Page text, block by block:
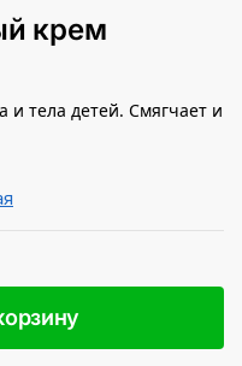
крем
и тела детей. Смягчает и